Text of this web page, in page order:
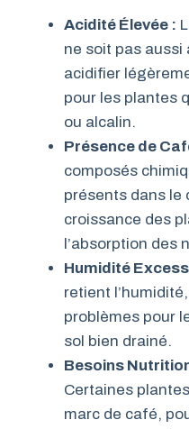
Acidité Élevée :
ne soit pas aussi
acidifier
pour les plantes
ou alcalin.
Présence de
composés
présents dans le
croissance des
l’absorption des
Humidité
retient
problèmes pour
sol bien drainé.
Besoins
Certaines
marc de café,